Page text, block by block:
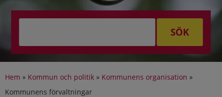
SÖK
Hem » Kommun och politik » Kommunens organisation »
Kommunens förvaltningar